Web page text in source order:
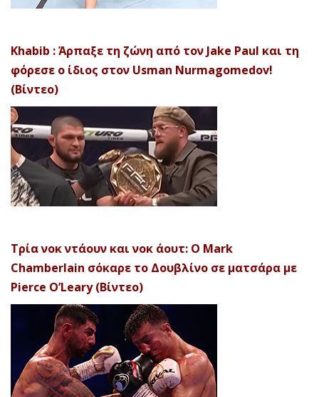
Khabib : Άρπαξε τη ζώνη από τον Jake Paul και τη
φόρεσε ο ίδιος στον Usman Nurmagomedov!
(Βίντεο)
Τρία νοκ ντάουν και νοκ άουτ: Ο Mark
Chamberlain σόκαρε το Δουβλίνο σε ματσάρα με
Pierce O’Leary (Βίντεο)